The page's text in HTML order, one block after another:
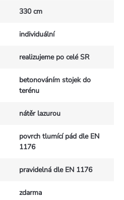
330 cm
individuální
realizujeme po celé SR
betonováním stojek do
terénu
nátěr lazurou
povrch tlumící pád dle EN
1176
pravidelná dle EN 1176
zdarma